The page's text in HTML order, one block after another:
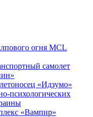
огня MCL
самолет
«Идзумо»
психологических
«Вампир»